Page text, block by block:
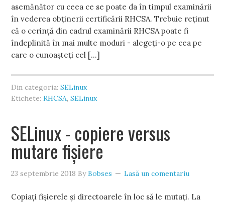
asemănător cu ceea ce se poate da în timpul examinării
în vederea obținerii certificării RHCSA. Trebuie reținut
că o cerință din cadrul examinării RHCSA poate fi
îndeplinită în mai multe moduri - alegeți-o pe cea pe
care o cunoașteți cel […]
Din categoria:SELinux
Etichete:RHCSA,SELinux
SELinux - copiere versus
mutare fișiere
23 septembrie 2018 ByBobses Lasă un comentariu
Copiați fișierele și directoarele în loc să le mutați. La